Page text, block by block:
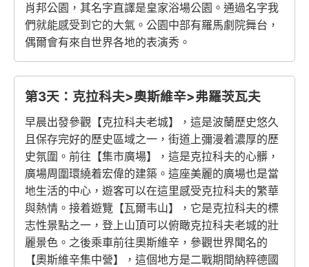
肖邦公園，其名字直譯是皇家浴場公園。通過名字我
們就能感受到它的大氣。公園中部有羅馬劇院舞台，
偶爾會有來自世界各地的表演秀。
第3天：克拉科夫>奧斯維辛>弗羅茨瓦夫
早晨出發參觀【克拉科夫老城】，這是波蘭歷史悠久
且保存完好的歷史區域之一，街道上彌漫着濃厚的歷
史氛圍。前往【集市廣場】，這是克拉科夫的心髒，
廣場周圍環繞着宏偉的建築。這座美麗的廣場也是當
地生活的中心，遊客可以在這里感受克拉科夫的繁華
與熱情。接着遊覽【瓦爾韦山】，它是克拉科夫的標
志性景點之一，登上山頂可以俯瞰克拉科夫老城的壯
麗景色。之後乘車前往奧斯維辛，參觀世界聞名的
【奧斯維辛集中營】，這個地方是二戰期間納粹德國